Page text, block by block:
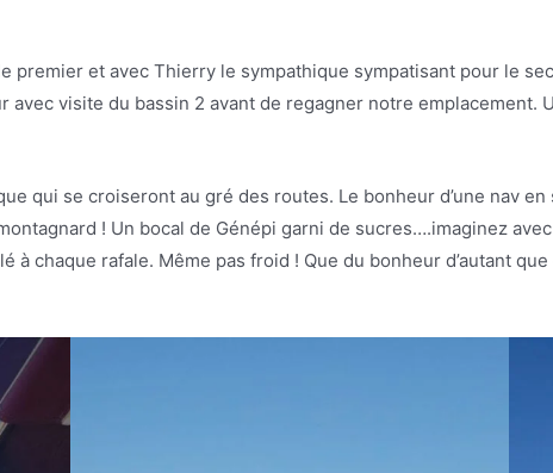
premier et avec Thierry le sympathique sympatisant pour le
visite du bassin 2 avant de regagner notre emplacement.
qui se croiseront au gré des routes. Le bonheur d’une nav
! Un bocal de Génépi garni de sucres….imaginez
à chaque rafale. Même pas froid ! Que du bonheur d’autant